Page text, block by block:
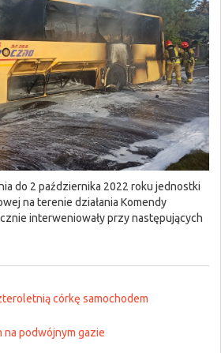
do 2 października 2022 roku jednostki
na terenie działania Komendy
interweniowały przy następujących
córkę samochodem
na podwójnym gazie